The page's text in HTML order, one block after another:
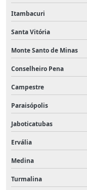
Itambacuri
Santa Vitória
Monte Santo de Minas
Conselheiro Pena
Campestre
Paraisópolis
Jaboticatubas
Ervália
Medina
Turmalina